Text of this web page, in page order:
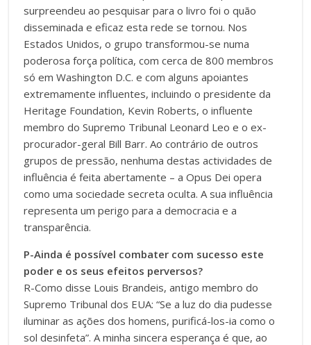
surpreendeu ao pesquisar para o livro foi o quão
disseminada e eficaz esta rede se tornou. Nos
Estados Unidos, o grupo transformou-se numa
poderosa força política, com cerca de 800 membros
só em Washington D.C. e com alguns apoiantes
extremamente influentes, incluindo o presidente da
Heritage Foundation, Kevin Roberts, o influente
membro do Supremo Tribunal Leonard Leo e o ex-
procurador-geral Bill Barr. Ao contrário de outros
grupos de pressão, nenhuma destas actividades de
influência é feita abertamente – a Opus Dei opera
como uma sociedade secreta oculta. A sua influência
representa um perigo para a democracia e a
transparência.
P-Ainda é possível combater com sucesso este
poder e os seus efeitos perversos?
R-Como disse Louis Brandeis, antigo membro do
Supremo Tribunal dos EUA: “Se a luz do dia pudesse
iluminar as ações dos homens, purificá-los-ia como o
sol desinfeta”. A minha sincera esperança é que, ao